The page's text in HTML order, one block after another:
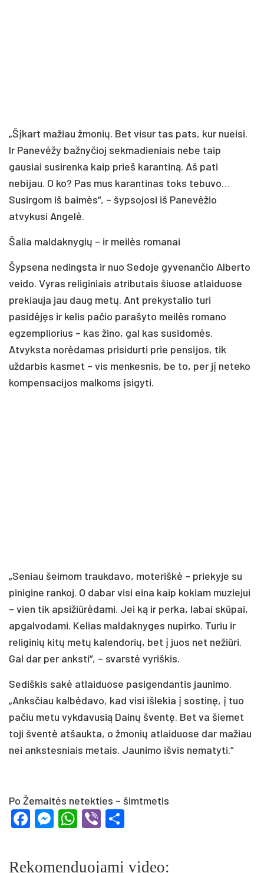
„Šįkart mažiau žmonių. Bet visur tas pats, kur nueisi.
Ir Panevėžy bažnyčioj sekmadieniais nebe taip
gausiai susirenka kaip prieš karantiną. Aš pati
nebijau. O ko? Pas mus karantinas toks tebuvo…
Susirgom iš baimės“, – šypsojosi iš Panevėžio
atvykusi Angelė.
Šalia maldaknygių – ir meilės romanai
Šypsena nedingsta ir nuo Sedoje gyvenančio Alberto
veido. Vyras religiniais atributais šiuose atlaiduose
prekiauja jau daug metų. Ant prekystalio turi
pasidėjęs ir kelis pačio parašyto meilės romano
egzempliorius – kas žino, gal kas susidomės.
Atvyksta norėdamas prisidurti prie pensijos, tik
uždarbis kasmet – vis menkesnis, be to, per jį neteko
kompensacijos malkoms įsigyti.
„Seniau šeimom traukdavo, moteriškė – priekyje su
pinigine rankoj. O dabar visi eina kaip kokiam muziejui
– vien tik apsižiūrėdami. Jei ką ir perka, labai skūpai,
apgalvodami. Kelias maldaknyges nupirko. Turiu ir
religinių kitų metų kalendorių, bet į juos net nežiūri.
Gal dar per anksti“, – svarstė vyriškis.
Sediškis sakė atlaiduose pasigendantis jaunimo.
„Anksčiau kalbėdavo, kad visi išlekia į sostinę, į tuo
pačiu metu vykdavusią Dainų šventę. Bet va šiemet
toji šventė atšaukta, o žmonių atlaiduose dar mažiau
nei ankstesniais metais. Jaunimo išvis nematyti.“
Po Žemaitės netekties – šimtmetis
Facebook
Messenger
WhatsApp
Viber
Rekomenduojami video: